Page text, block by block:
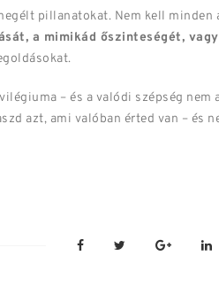
pillanatokat. Nem kell
a mimikád őszinteségét,
– és a valódi szépség
azt, ami valóban érted van – és